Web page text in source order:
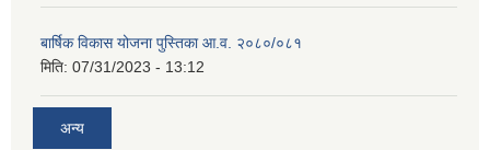
बार्षिक विकास योजना पुस्तिका आ.व. २०८०/०८१
मिति: 07/31/2023 - 13:12
अन्य